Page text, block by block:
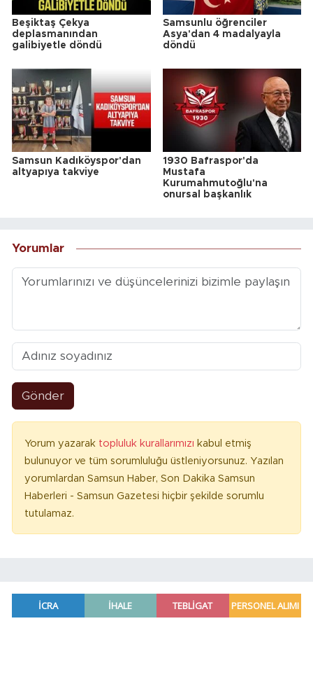
Beşiktaş Çekya
deplasmanından
galibiyetle döndü
Samsunlu öğrenciler
Asya'dan 4 madalyayla
döndü
Samsun Kadıköyspor'dan
altyapıya takviye
1930 Bafraspor'da
Mustafa
Kurumahmutoğlu'na
onursal başkanlık
Yorumlar
Gönder
Yorum yazarak topluluk kurallarımızı kabul etmiş
bulunuyor ve tüm sorumluluğu üstleniyorsunuz. Yazılan
yorumlardan Samsun Haber, Son Dakika Samsun
Haberleri - Samsun Gazetesi hiçbir şekilde sorumlu
tutulamaz.